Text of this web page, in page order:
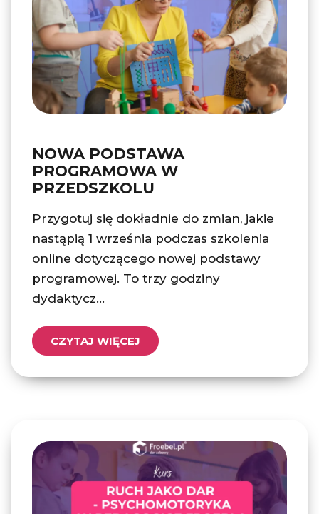
NOWA PODSTAWA
PROGRAMOWA W
PRZEDSZKOLU
Przygotuj się dokładnie do zmian, jakie
nastąpią 1 września podczas szkolenia
online dotyczącego nowej podstawy
programowej. To trzy godziny
dydaktycz...
CZYTAJ WIĘCEJ